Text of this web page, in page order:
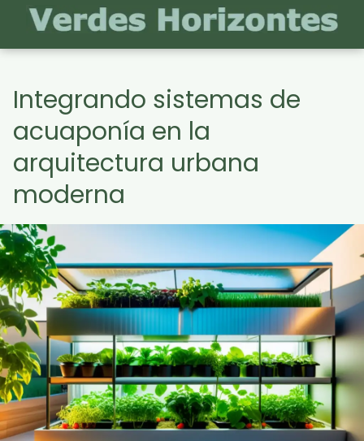
Integrando sistemas de
acuaponía en la
arquitectura urbana
moderna